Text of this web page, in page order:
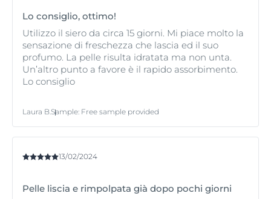
tutti i tipi di pelle, compresa quella sensibile.
Lo consiglio, ottimo!
Utilizzo il siero da circa 15 giorni. Mi piace molto la
sensazione di freschezza che lascia ed il suo
profumo. La pelle risulta idratata ma non unta.
Un’altro punto a favore è il rapido assorbimento.
Lo consiglio
Laura B.Sample: Free sample provided
13/02/2024
Pelle liscia e rimpolpata già dopo pochi giorni